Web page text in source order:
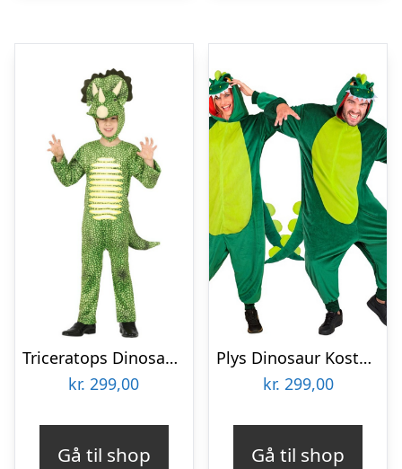
Triceratops Dinosaur Børnekostume
kr. 299,00
Gå til shop
Plys Dinosaur Kostume
kr. 299,00
Gå til shop